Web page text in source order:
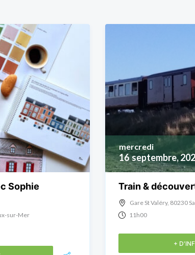
Sophie
sur-Mer
16 septembre,
mercredi
Train &
Gare St Valéry, 80230
11h00
+